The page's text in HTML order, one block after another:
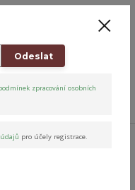
Dárkové balíčky
Odeslat
zpracování osobních
pro účely registrace.